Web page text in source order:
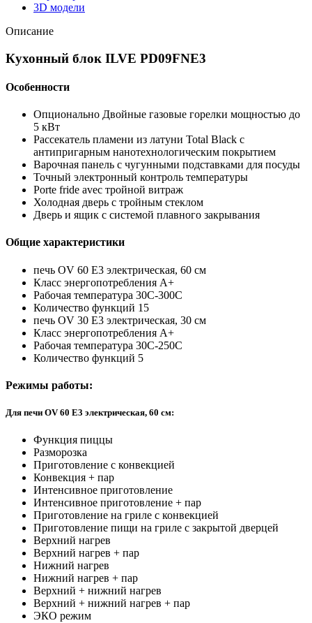
3D модели
Описание
Кухонный блок ILVE PD09FNE3
Особенности
Опционально Двойные газовые горелки мощностью до
5 кВт
Рассекатель пламени из латуни Total Black с
антипригарным нанотехнологическим покрытием
Варочная панель с чугунными подставками для посуды
Точный электронный контроль температуры
Porte fride avec тройной витраж
Холодная дверь с тройным стеклом
Дверь и ящик с системой плавного закрывания
Общие характеристики
печь OV 60 E3 электрическая, 60 см
Класс энергопотребления А+
Рабочая температура 30C-300C
Количество функций 15
печь OV 30 E3 электрическая, 30 см
Класс энергопотребления А+
Рабочая температура 30C-250C
Количество функций 5
Режимы работы:
Для печи OV 60 E3 электрическая, 60 см:
Функция пиццы
Разморозка
Приготовление с конвекцией
Конвекция + пар
Интенсивное приготовление
Интенсивное приготовление + пар
Приготовление на гриле с конвекцией
Приготовление пищи на гриле с закрытой дверцей
Верхний нагрев
Верхний нагрев + пар
Нижний нагрев
Нижний нагрев + пар
Верхний + нижний нагрев
Верхний + нижний нагрев + пар
ЭКО режим